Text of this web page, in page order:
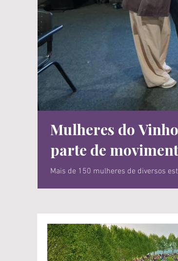
Mulheres do
parte de
Mais de 150 mulheres de diversos estados
menos de um mês durante a